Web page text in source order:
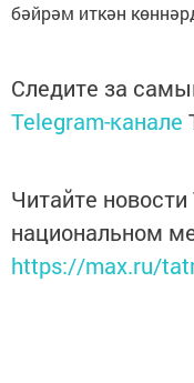
бәйрәм иткән
Следите за
Telegram-канале
Читайте
национальном
https://max.ru/